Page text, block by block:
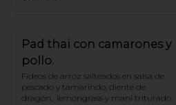
Pad thai con camarones y
pollo.
Fideos de arroz salteados en salsa de
pescado y tamarindo, diente de
dragón,  lemongrass y maní triturado.